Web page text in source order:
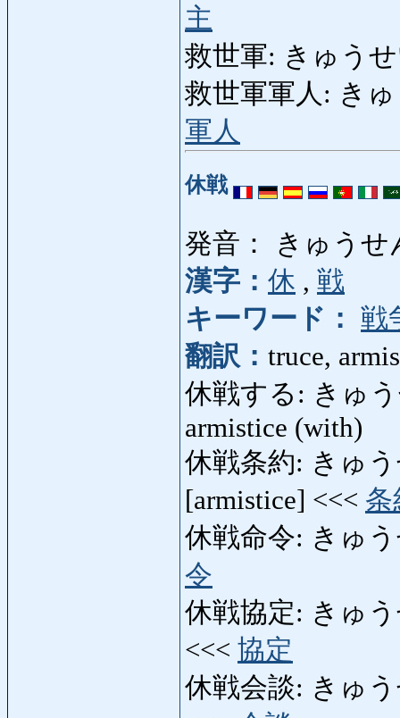
主
救世軍: きゅう
救世軍軍人: き
軍人
休戦
発音： きゅうせ
漢字： 休 , 戦
キーワード： 戦
翻訳： truce,
休戦する: きゅう
armistice (with)
休戦条約: きゅ
[armistice] <<< 条
休戦命令: きゅ
令
休戦協定: きゅう
<<< 協定
休戦会談: きゅう